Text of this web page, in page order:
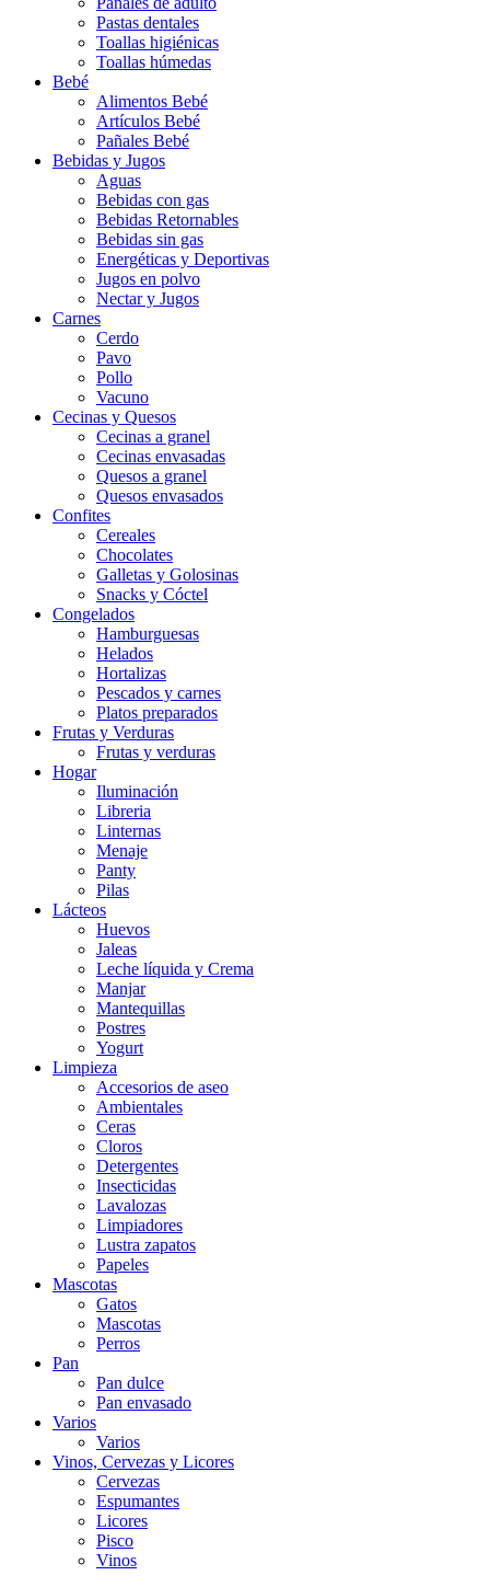
Pastas dentales
Toallas higiénicas
Toallas húmedas
Bebé
Alimentos Bebé
Artículos Bebé
Pañales Bebé
Bebidas y Jugos
Aguas
Bebidas con gas
Bebidas Retornables
Bebidas sin gas
Energéticas y Deportivas
Jugos en polvo
Nectar y Jugos
Carnes
Cerdo
Pavo
Pollo
Vacuno
Cecinas y Quesos
Cecinas a granel
Cecinas envasadas
Quesos a granel
Quesos envasados
Confites
Cereales
Chocolates
Galletas y Golosinas
Snacks y Cóctel
Congelados
Hamburguesas
Helados
Hortalizas
Pescados y carnes
Platos preparados
Frutas y Verduras
Frutas y verduras
Hogar
Iluminación
Libreria
Linternas
Menaje
Panty
Pilas
Lácteos
Huevos
Jaleas
Leche líquida y Crema
Manjar
Mantequillas
Postres
Yogurt
Limpieza
Accesorios de aseo
Ambientales
Ceras
Cloros
Detergentes
Insecticidas
Lavalozas
Limpiadores
Lustra zapatos
Papeles
Mascotas
Gatos
Mascotas
Perros
Pan
Pan dulce
Pan envasado
Varios
Varios
Vinos, Cervezas y Licores
Cervezas
Espumantes
Licores
Pisco
Vinos